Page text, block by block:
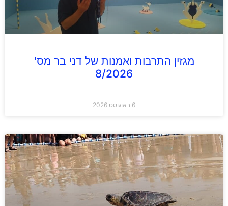
מגזין התרבות ואמנות של דני בר מס'
8/2026
6 באוגוסט 2026